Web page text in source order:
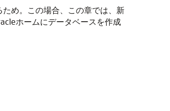
め。この場合、この章では、新
ホームにデータベースを作成